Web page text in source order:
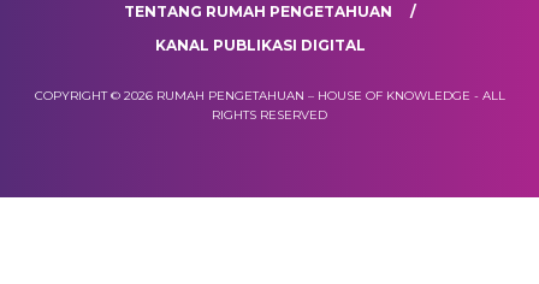
TENTANG RUMAH PENGETAHUAN
KANAL PUBLIKASI DIGITAL
COPYRIGHT © 2026 RUMAH PENGETAHUAN – HOUSE OF KNOWLEDGE - ALL
RIGHTS RESERVED